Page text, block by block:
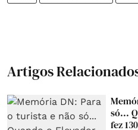
Artigos
só...
fez